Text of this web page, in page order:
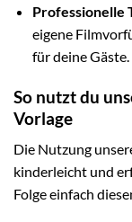
Professionelle
eigene
für deine Gäste.
So nutzt du
Vorlage
Die Nutzung
kinderleicht und
Folge einfach